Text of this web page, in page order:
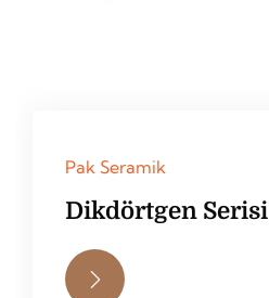
Pak Seramik
Dikdörtgen Serisi